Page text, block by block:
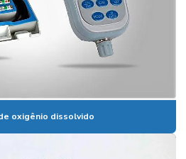
oxigênio dissolvido